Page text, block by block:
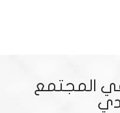
في المجتمع